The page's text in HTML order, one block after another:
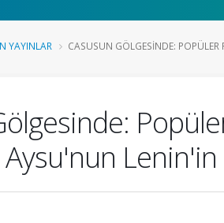
YAYINLAR CASUSUN GÖLGESINDE: POPÜLER
Lenin'in